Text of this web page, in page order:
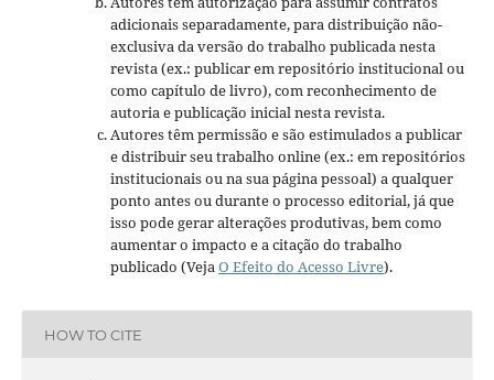
adicionais separadamente, para distribuição não-
exclusiva da versão do trabalho publicada nesta
revista (ex.: publicar em repositório institucional ou
como capítulo de livro), com reconhecimento de
autoria e publicação inicial nesta revista.
Autores têm permissão e são estimulados a publicar
e distribuir seu trabalho online (ex.: em repositórios
institucionais ou na sua página pessoal) a qualquer
ponto antes ou durante o processo editorial, já que
isso pode gerar alterações produtivas, bem como
aumentar o impacto e a citação do trabalho
publicado (VejaO Efeito do Acesso Livre).
HOW TO CITE